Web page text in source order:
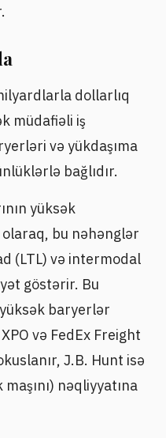
dollarlıq
müdafiəli iş
və yükdaşıma
bağlıdır.
yüksək
olaraq, bu nəhənglər
(LTL) və intermodal
göstərir. Bu
baryerlər
və FedEx Freight
J.B. Hunt isə
nəqliyyatına